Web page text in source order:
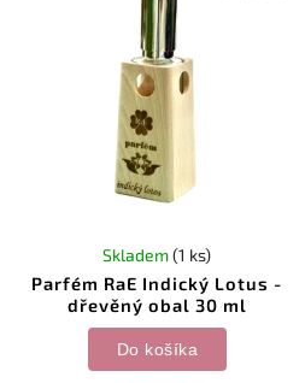
Parfém RaE Indický Lotus -
dřevěný obal 30 ml
Skladem(1 ks)
Do košíka